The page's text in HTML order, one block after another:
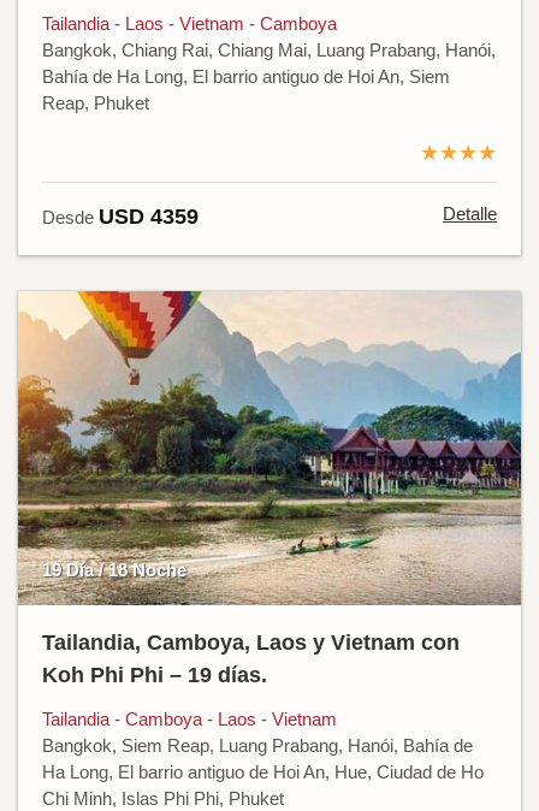
Tailandia - Laos - Vietnam - Camboya
Bangkok, Chiang Rai, Chiang Mai, Luang Prabang, Hanói,
Bahía de Ha Long, El barrio antiguo de Hoi An, Siem
Reap, Phuket
★★★★
Desde USD 4359 Detalle
19 Día / 18 Noche
Tailandia, Camboya, Laos y Vietnam con
Koh Phi Phi – 19 días.
Tailandia - Camboya - Laos - Vietnam
Bangkok, Siem Reap, Luang Prabang, Hanói, Bahía de
Ha Long, El barrio antiguo de Hoi An, Hue, Ciudad de Ho
Chi Minh, Islas Phi Phi, Phuket